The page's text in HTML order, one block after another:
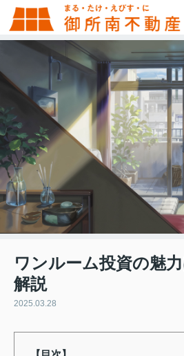
ワンルーム投資の魅
解説
2025.03.28